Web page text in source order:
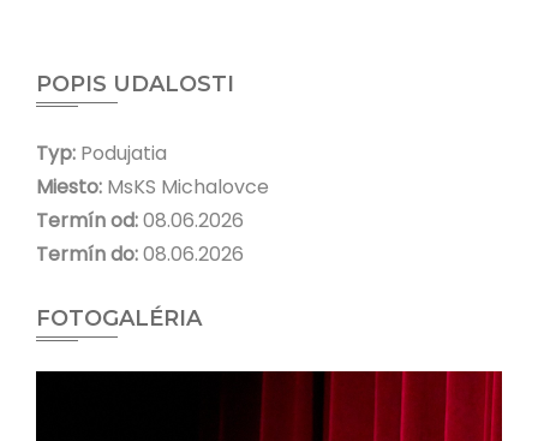
POPIS UDALOSTI
Typ: Podujatia
Miesto: MsKS Michalovce
Termín od:08.06.2026
Termín do:08.06.2026
FOTOGALÉRIA